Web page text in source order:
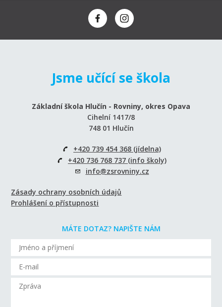
Jsme učící se škola
Základní škola Hlučín - Rovniny, okres Opava
Cihelní 1417/8
748 01 Hlučín
+420 739 454 368 (jídelna)
+420 736 768 737 (info školy)
info@zsrovniny.cz
Zásady ochrany osobních údajů
Prohlášení o přístupnosti
MÁTE DOTAZ? NAPIŠTE NÁM